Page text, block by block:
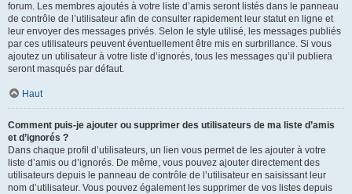
forum. Les membres ajoutés à votre liste d’amis seront listés dans le panneau
de contrôle de l’utilisateur afin de consulter rapidement leur statut en ligne et
leur envoyer des messages privés. Selon le style utilisé, les messages publiés
par ces utilisateurs peuvent éventuellement être mis en surbrillance. Si vous
ajoutez un utilisateur à votre liste d’ignorés, tous les messages qu’il publiera
seront masqués par défaut.
Haut
Comment puis-je ajouter ou supprimer des utilisateurs de ma liste d’amis
et d’ignorés ?
Dans chaque profil d’utilisateurs, un lien vous permet de les ajouter à votre
liste d’amis ou d’ignorés. De même, vous pouvez ajouter directement des
utilisateurs depuis le panneau de contrôle de l’utilisateur en saisissant leur
nom d’utilisateur. Vous pouvez également les supprimer de vos listes depuis